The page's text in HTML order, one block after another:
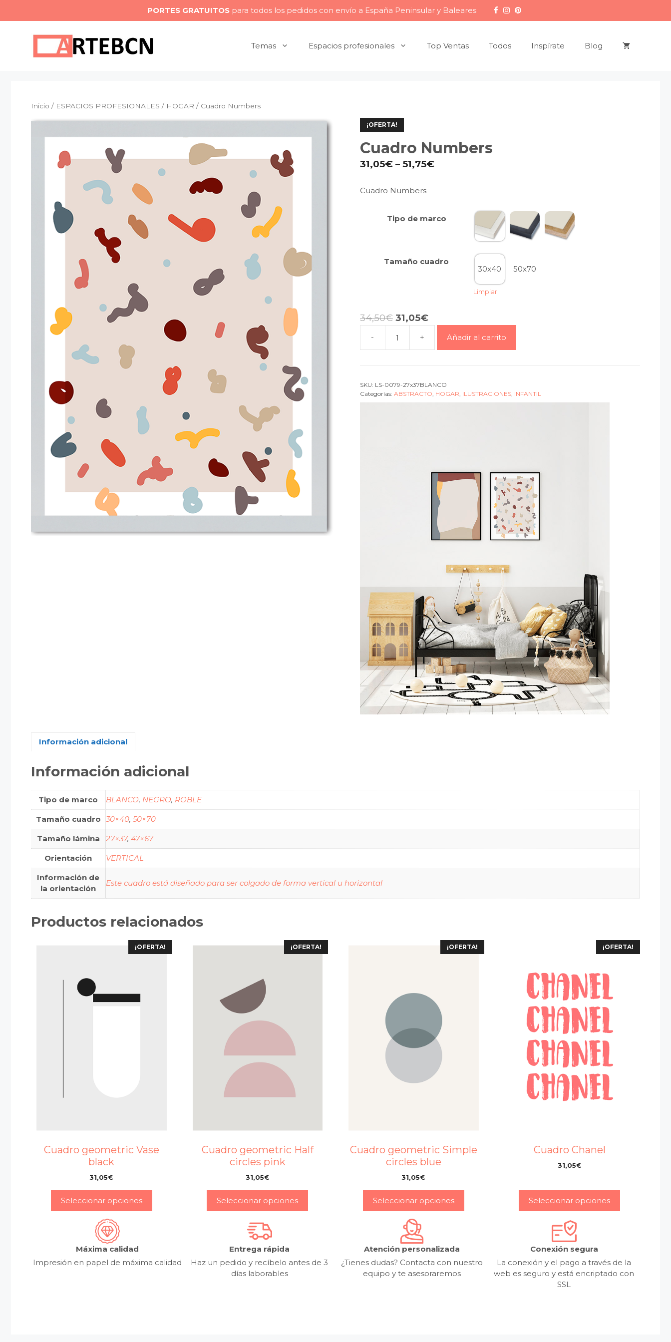
PORTES GRATUITOSpara todos los pedidos con envío a España Peninsular y Baleares
Temas Espacios profesionales Top Ventas Todos Inspírate Blog
Inicio / ESPACIOS PROFESIONALES / HOGAR / Cuadro Numbers
¡OFERTA!
Cuadro Numbers
31,05€– 51,75€
Cuadro Numbers
Tipo de marco
Tamaño cuadro
30x40 50x70
Limpiar
34,50€ 31,05€
-
Numbers
cantidad
+ Añadir al carrito
SKU: LS-0079-27x37BLANCO
Categorías: ABSTRACTO, HOGAR, ILUSTRACIONES, INFANTIL
Información adicional
Información adicional
Tipo de marco BLANCO, NEGRO, ROBLE
Tamaño cuadro 30×40, 50×70
Tamaño lámina 27×37, 47×67
Orientación VERTICAL
Información de
la orientación
Este cuadro está diseñado para ser colgado de forma vertical u horizontal
Productos relacionados
¡OFERTA!
Cuadro geometric Vase
black
31,05€
Seleccionar opciones
¡OFERTA!
Cuadro geometric Half
circles pink
31,05€
Seleccionar opciones
¡OFERTA!
Cuadro geometric Simple
circles blue
31,05€
Seleccionar opciones
¡OFERTA!
Cuadro Chanel
31,05€
Seleccionar opciones
Máxima calidad
Impresión en papel de máxima calidad
Entrega rápida
Haz un pedido y recíbelo antes de 3
días laborables
Atención personalizada
¿Tienes dudas? Contacta con nuestro
equipo y te asesoraremos
Conexión segura
La conexión y el pago a través de la
web es seguro y está encriptado con
SSL